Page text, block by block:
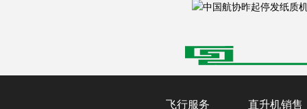
飞行服务 直升机销售